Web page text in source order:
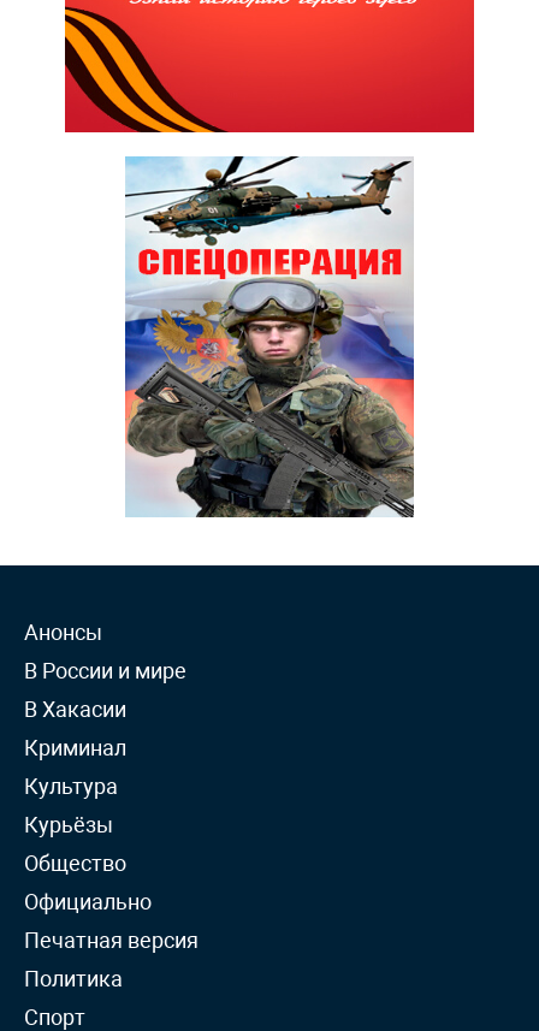
Анонсы
В России и мире
В Хакасии
Криминал
Культура
Курьёзы
Общество
Официально
Печатная версия
Политика
Спорт